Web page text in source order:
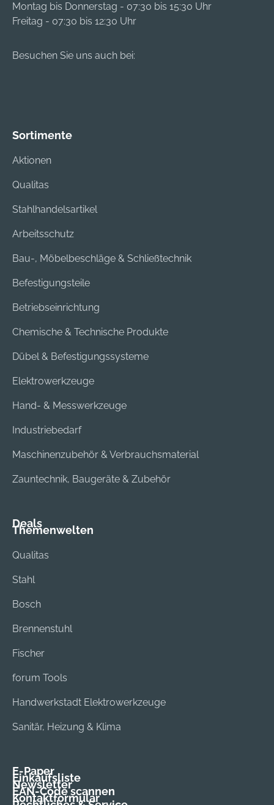
Montag bis Donnerstag - 07:30 bis 15:30 Uhr
Freitag - 07:30 bis 12:30 Uhr
Besuchen Sie uns auch bei:
Sortimente
Aktionen
Qualitas
Stahlhandelsartikel
Arbeitsschutz
Bau-, Möbelbeschläge & Schließtechnik
Befestigungsteile
Betriebseinrichtung
Chemische & Technische Produkte
Dübel & Befestigungssysteme
Elektrowerkzeuge
Hand- & Messwerkzeuge
Industriebedarf
Maschinenzubehör & Verbrauchsmaterial
Zauntechnik, Baugeräte & Zubehör
Deals
Themenwelten
Qualitas
Stahl
Bosch
Brennenstuhl
Fischer
forum Tools
Handwerkstadt Elektrowerkzeuge
Sanitär, Heizung & Klima
E-Paper
Einkaufsliste
Newsletter
EAN-Code scannen
Kontaktformular